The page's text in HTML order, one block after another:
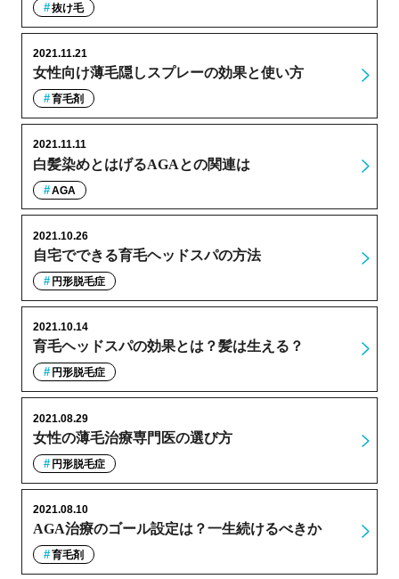
抜け毛
女性向け薄毛隠しスプレーの効果と使い方
2021.11.21
育毛剤
白髪染めとはげるAGAとの関連は
2021.11.11
AGA
自宅でできる育毛ヘッドスパの方法
2021.10.26
円形脱毛症
育毛ヘッドスパの効果とは？髪は生える？
2021.10.14
円形脱毛症
女性の薄毛治療専門医の選び方
2021.08.29
円形脱毛症
AGA治療のゴール設定は？一生続けるべきか
2021.08.10
育毛剤